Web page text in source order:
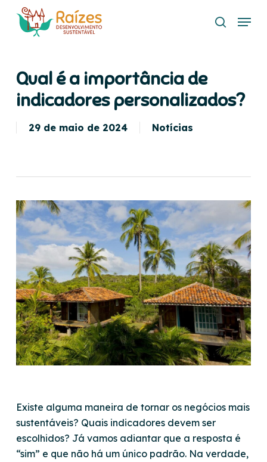
search
Menu
Qual é a importância de
indicadores personalizados?
29 de maio de 2024 Notícias
Existe alguma maneira de tornar os negócios mais
sustentáveis? Quais indicadores devem ser
escolhidos? Já vamos adiantar que a resposta é
“sim” e que não há um único padrão. Na verdade,